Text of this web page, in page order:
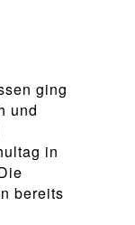
ging
und
in
bereits